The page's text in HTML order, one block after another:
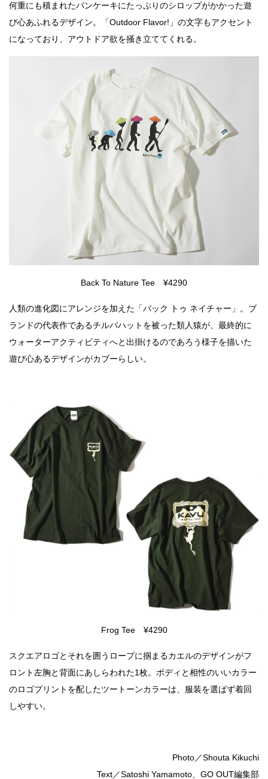
何重にも積まれたパンケーキにたっぷりのシロップがかかった遊
び心あふれるデザイン。「Outdoor Flavor!」の文字もアクセント
になっており、アウトドア欲を掻き立ててくれる。
Back To Nature Tee ¥4290
人類の進化図にアレンジを加えた「バック トゥ ネイチャー」。ブ
ランドの代表作であるチルバハットを被った類人猿が、最終的に
ウォーターアクティビティへと出掛けるのであろう様子を描いた
遊び心あるデザインがカブーらしい。
Frog Tee ¥4290
スクエアロゴとそれを囲うロープに掴まるカエルのデザインがフ
ロント左胸と背面にあしらわれた1枚。ボディと相性のいいカラー
のロゴプリントを配したツートーンカラーは、服装を選ばず着回
しやすい。
Photo／Shouta Kikuchi
Text／Satoshi Yamamoto、GO OUT編集部